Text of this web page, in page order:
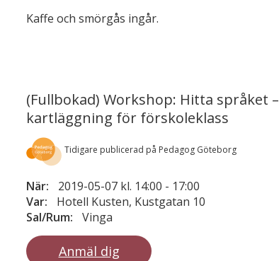
Kaffe och smörgås ingår.
(Fullbokad) Workshop: Hitta språket –
kartläggning för förskoleklass
Tidigare publicerad på Pedagog Göteborg
När: 2019-05-07 kl. 14:00 - 17:00
Var:
Hotell Kusten, Kustgatan 10
Sal/Rum:
Vinga
Anmäl dig